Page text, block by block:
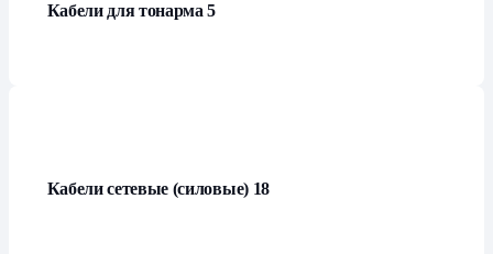
Кабели для тонарма5
Кабели сетевые (силовые) 18